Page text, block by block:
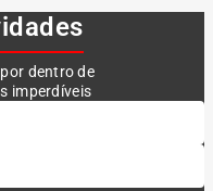
dentro de
imperdíveis